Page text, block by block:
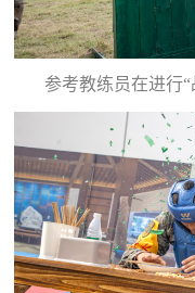
参考教练员在进行“